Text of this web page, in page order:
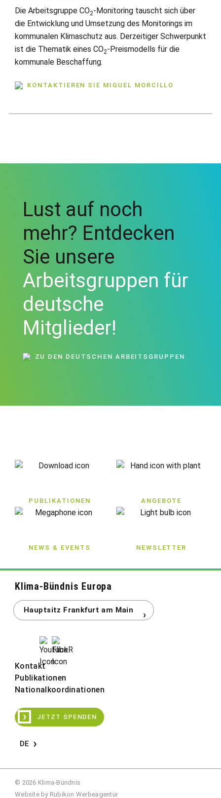
Die Arbeitsgruppe CO2-Monitoring tauscht sich über
die Entwicklung und Umsetzung des Monitorings im
kommunalen Klimaschutz aus. Derzeitiger Schwerpunkt
ist die Thematik eines CO2-Preismodells für die
kommunale Beschaffung.
KONTAKTIEREN SIE MIGUEL MORCILLO
Lust auf noch
mehr? Entdecken
Sie unsere
Arbeitsgruppen für
deutsche
Mitglieder!
ZU DEN DEUTSCHEN ARBEITSGRUPPEN
PUBLIKATIONEN ANGEBOTE
NEWS & EVENTS NEWSLETTER
Klima-Bündnis Europa
Kontakt
Publikationen
Nationalkoordinationen
› JETZT SPENDEN
DE
© 2026 Klima-Bündnis
Website by Rubikon Werbeagentur